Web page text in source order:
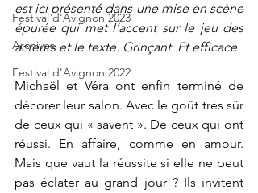
Festival d'Avignon 2023
Archives
Festival d'Avignon 2022
est ici présenté dans une mise en scène
épurée qui met l’accent sur le jeu des
acteurs et le texte. Grinçant. Et efficace.
Michaël et Véra ont enfin terminé de
décorer leur salon. Avec le goût très sûr
de ceux qui « savent ». De ceux qui ont
réussi. En affaire, comme en amour.
Mais que vaut la réussite si elle ne peut
pas éclater au grand jour ? Ils invitent